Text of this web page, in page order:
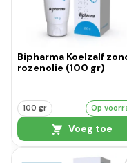
Bipharma Koelzalf
rozenolie (100 gr)
100 gr Op
Voeg toe